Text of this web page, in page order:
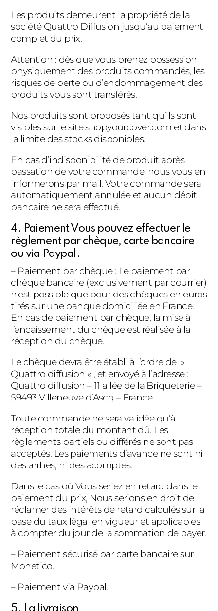
Les produits demeurent la propriété de la
société Quattro Diffusion jusqu’au paiement
complet du prix.
Attention : dès que vous prenez possession
physiquement des produits commandés, les
risques de perte ou d’endommagement des
produits vous sont transférés.
Nos produits sont proposés tant qu’ils sont
visibles sur le site shopyourcover.com et dans
la limite des stocks disponibles.
En cas d’indisponibilité de produit après
passation de votre commande, nous vous en
informerons par mail. Votre commande sera
automatiquement annulée et aucun débit
bancaire ne sera effectué.
4. Paiement Vous pouvez effectuer le
règlement par chèque, carte bancaire
ou via Paypal.
– Paiement par chèque : Le paiement par
chèque bancaire (exclusivement par courrier)
n’est possible que pour des chèques en euros
tirés sur une banque domiciliée en France.
En cas de paiement par chèque, la mise à
l’encaissement du chèque est réalisée à la
réception du chèque.
Le chèque devra être établi à l’ordre de »
Quattro diffusion « , et envoyé à l’adresse :
Quattro diffusion – 11 allée de la Briqueterie –
59493 Villeneuve d’Ascq – France.
Toute commande ne sera validée qu’à
réception totale du montant dû. Les
règlements partiels ou différés ne sont pas
acceptés. Les paiements d’avance ne sont ni
des arrhes, ni des acomptes.
Dans le cas où Vous seriez en retard dans le
paiement du prix, Nous serions en droit de
réclamer des intérêts de retard calculés sur la
base du taux légal en vigueur et applicables
à compter du jour de la sommation de payer.
– Paiement sécurisé par carte bancaire sur
Monetico.
– Paiement via Paypal.
5. La livraison